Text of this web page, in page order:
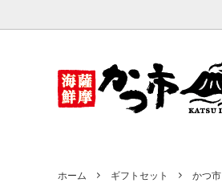
かつお節削り器
ホーム ギフトセット かつ市